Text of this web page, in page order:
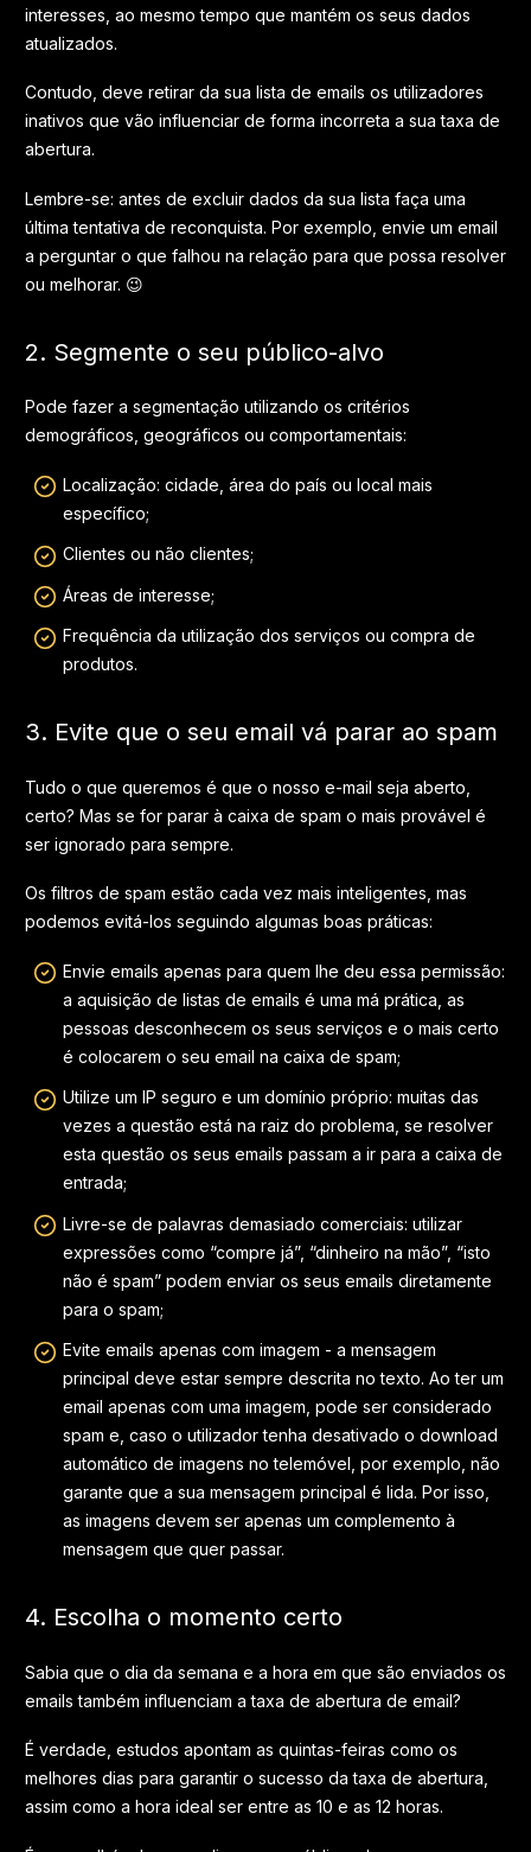
interesses, ao mesmo tempo que mantém os seus dados
atualizados.
Contudo, deve retirar da sua lista de emails os utilizadores
inativos que vão influenciar de forma incorreta a sua taxa de
abertura.
Lembre-se: antes de excluir dados da sua lista faça uma
última tentativa de reconquista. Por exemplo, envie um email
a perguntar o que falhou na relação para que possa resolver
ou melhorar. 😉
2. Segmente o seu público-alvo
Pode fazer a segmentação utilizando os critérios
demográficos, geográficos ou comportamentais:
Localização: cidade, área do país ou local mais
específico;
Clientes ou não clientes;
Áreas de interesse;
Frequência da utilização dos serviços ou compra de
produtos.
3. Evite que o seu email vá parar ao spam
Tudo o que queremos é que o nosso e-mail seja aberto,
certo? Mas se for parar à caixa de spam o mais provável é
ser ignorado para sempre.
Os filtros de spam estão cada vez mais inteligentes, mas
podemos evitá-los seguindo algumas boas práticas:
Envie emails apenas para quem lhe deu essa permissão:
a aquisição de listas de emails é uma má prática, as
pessoas desconhecem os seus serviços e o mais certo
é colocarem o seu email na caixa de spam;
Utilize um IP seguro e um domínio próprio: muitas das
vezes a questão está na raiz do problema, se resolver
esta questão os seus emails passam a ir para a caixa de
entrada;
Livre-se de palavras demasiado comerciais: utilizar
expressões como “compre já”, “dinheiro na mão”, “isto
não é spam” podem enviar os seus emails diretamente
para o spam;
Evite emails apenas com imagem - a mensagem
principal deve estar sempre descrita no texto. Ao ter um
email apenas com uma imagem, pode ser considerado
spam e, caso o utilizador tenha desativado o download
automático de imagens no telemóvel, por exemplo, não
garante que a sua mensagem principal é lida. Por isso,
as imagens devem ser apenas um complemento à
mensagem que quer passar.
4. Escolha o momento certo
Sabia que o dia da semana e a hora em que são enviados os
emails também influenciam a taxa de abertura de email?
É verdade, estudos apontam as quintas-feiras como os
melhores dias para garantir o sucesso da taxa de abertura,
assim como a hora ideal ser entre as 10 e as 12 horas.